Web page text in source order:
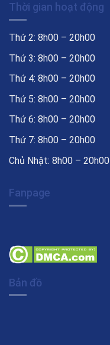
Thời gian hoạt động
Thứ 2: 8h00 – 20h00
Thứ 3: 8h00 – 20h00
Thứ 4: 8h00 – 20h00
Thứ 5: 8h00 – 20h00
Thứ 6: 8h00 – 20h00
Thứ 7: 8h00 – 20h00
Chủ Nhật: 8h00 – 20h00
Fanpage
Bản đồ